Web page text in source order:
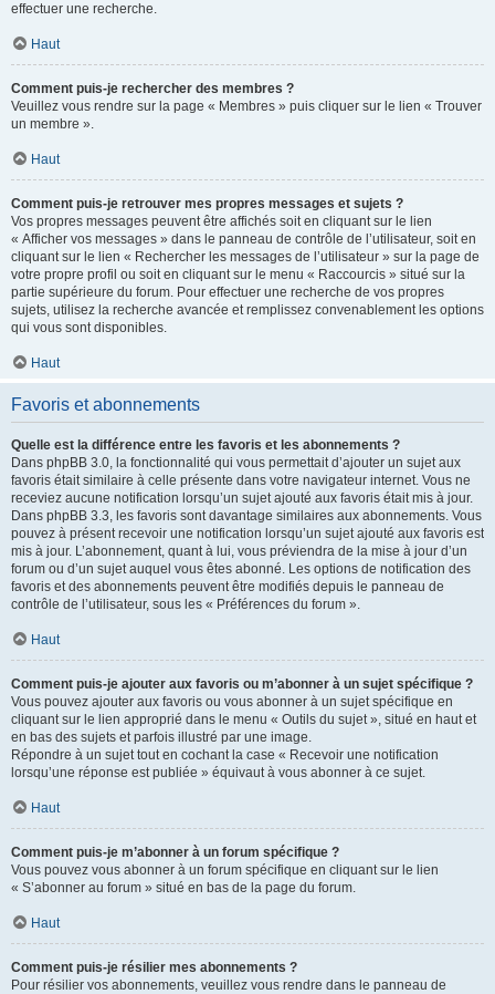
effectuer une recherche.
Haut
Comment puis-je rechercher des membres ?
Veuillez vous rendre sur la page « Membres » puis cliquer sur le lien « Trouver
un membre ».
Haut
Comment puis-je retrouver mes propres messages et sujets ?
Vos propres messages peuvent être affichés soit en cliquant sur le lien
« Afficher vos messages » dans le panneau de contrôle de l’utilisateur, soit en
cliquant sur le lien « Rechercher les messages de l’utilisateur » sur la page de
votre propre profil ou soit en cliquant sur le menu « Raccourcis » situé sur la
partie supérieure du forum. Pour effectuer une recherche de vos propres
sujets, utilisez la recherche avancée et remplissez convenablement les options
qui vous sont disponibles.
Haut
Favoris et abonnements
Quelle est la différence entre les favoris et les abonnements ?
Dans phpBB 3.0, la fonctionnalité qui vous permettait d’ajouter un sujet aux
favoris était similaire à celle présente dans votre navigateur internet. Vous ne
receviez aucune notification lorsqu’un sujet ajouté aux favoris était mis à jour.
Dans phpBB 3.3, les favoris sont davantage similaires aux abonnements. Vous
pouvez à présent recevoir une notification lorsqu’un sujet ajouté aux favoris est
mis à jour. L’abonnement, quant à lui, vous préviendra de la mise à jour d’un
forum ou d’un sujet auquel vous êtes abonné. Les options de notification des
favoris et des abonnements peuvent être modifiés depuis le panneau de
contrôle de l’utilisateur, sous les « Préférences du forum ».
Haut
Comment puis-je ajouter aux favoris ou m’abonner à un sujet spécifique ?
Vous pouvez ajouter aux favoris ou vous abonner à un sujet spécifique en
cliquant sur le lien approprié dans le menu « Outils du sujet », situé en haut et
en bas des sujets et parfois illustré par une image.
Répondre à un sujet tout en cochant la case « Recevoir une notification
lorsqu’une réponse est publiée » équivaut à vous abonner à ce sujet.
Haut
Comment puis-je m’abonner à un forum spécifique ?
Vous pouvez vous abonner à un forum spécifique en cliquant sur le lien
« S’abonner au forum » situé en bas de la page du forum.
Haut
Comment puis-je résilier mes abonnements ?
Pour résilier vos abonnements, veuillez vous rendre dans le panneau de